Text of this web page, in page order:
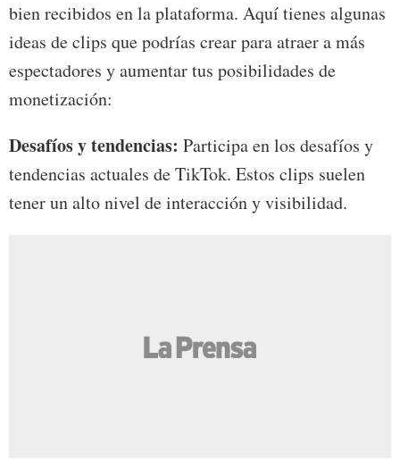
bien recibidos en la plataforma. Aquí tienes algunas
ideas de clips que podrías crear para atraer a más
espectadores y aumentar tus posibilidades de
monetización:
Desafíos y tendencias: Participa en los desafíos y
tendencias actuales de TikTok. Estos clips suelen
tener un alto nivel de interacción y visibilidad.